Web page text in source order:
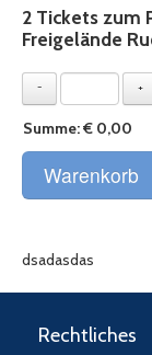
2 Tickets zum
Freigelände
- +
Summe:€ 0,00
dsadasdas
Rechtliches